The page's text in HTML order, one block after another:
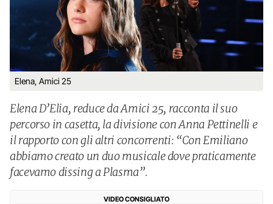
Elena, Amici 25
Elena D’Elia, reduce da Amici 25, racconta il suo
percorso in casetta, la divisione con Anna Pettinelli e
il rapporto con gli altri concorrenti: “Con Emiliano
abbiamo creato un duo musicale dove praticamente
facevamo dissing a Plasma”.
VIDEO CONSIGLIATO